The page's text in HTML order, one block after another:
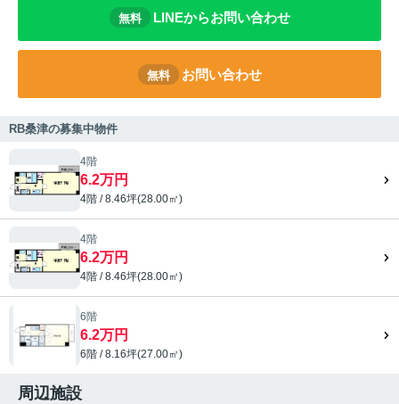
無料 LINEからお問い合わせ
無料 お問い合わせ
RB桑津の募集中物件
4階
6.2万円
4階 / 8.46坪(28.00㎡)
4階
6.2万円
4階 / 8.46坪(28.00㎡)
6階
6.2万円
6階 / 8.16坪(27.00㎡)
周辺施設